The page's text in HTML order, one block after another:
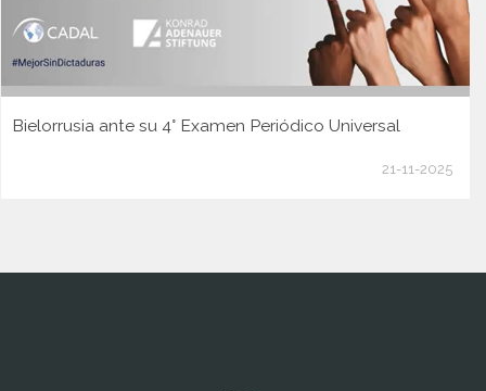
Bielorrusia ante su 4° Examen Periódico Universal
21-11-2025